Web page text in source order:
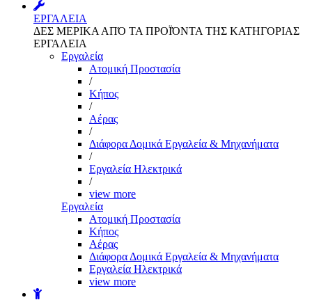
ΕΡΓΑΛΕΙΑ
ΔΕΣ ΜΕΡΙΚΑ ΑΠΌ ΤΑ ΠΡΟΪΌΝΤΑ ΤΗΣ ΚΑΤΗΓΟΡΙΑΣ
ΕΡΓΑΛΕΙΑ
Εργαλεία
Aτομική Προστασία
/
Kήπος
/
Αέρας
/
Διάφορα Δομικά Εργαλεία & Μηχανήματα
/
Εργαλεία Ηλεκτρικά
/
view more
Εργαλεία
Aτομική Προστασία
Kήπος
Αέρας
Διάφορα Δομικά Εργαλεία & Μηχανήματα
Εργαλεία Ηλεκτρικά
view more